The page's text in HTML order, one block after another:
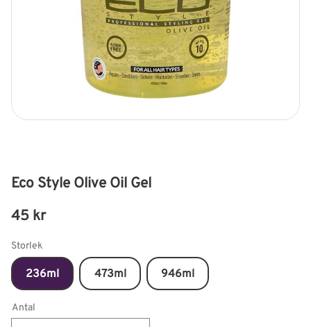
Eco Style Olive Oil Gel
45 kr
Storlek
236ml 473ml 946ml
Antal